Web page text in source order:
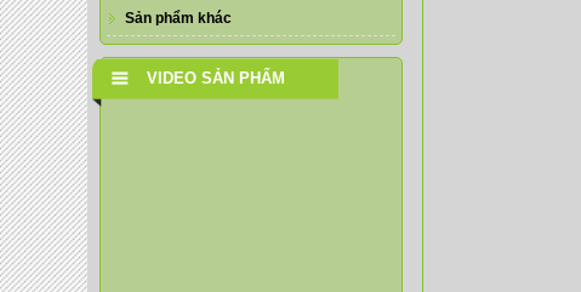
Sản phẩm khác
VIDEO SẢN PHẨM